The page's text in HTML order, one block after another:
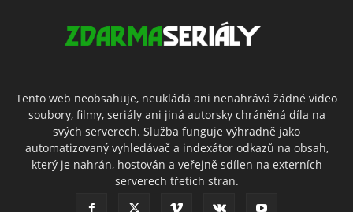
Tento web neobsahuje, neukládá ani nenahrává žádné video
soubory, filmy, seriály ani jiná autorsky chráněná díla na
svých serverech. Služba funguje výhradně jako
automatizovaný vyhledávač a indexátor odkazů na obsah,
který je nahrán, hostován a veřejně sdílen na externích
serverech třetích stran.